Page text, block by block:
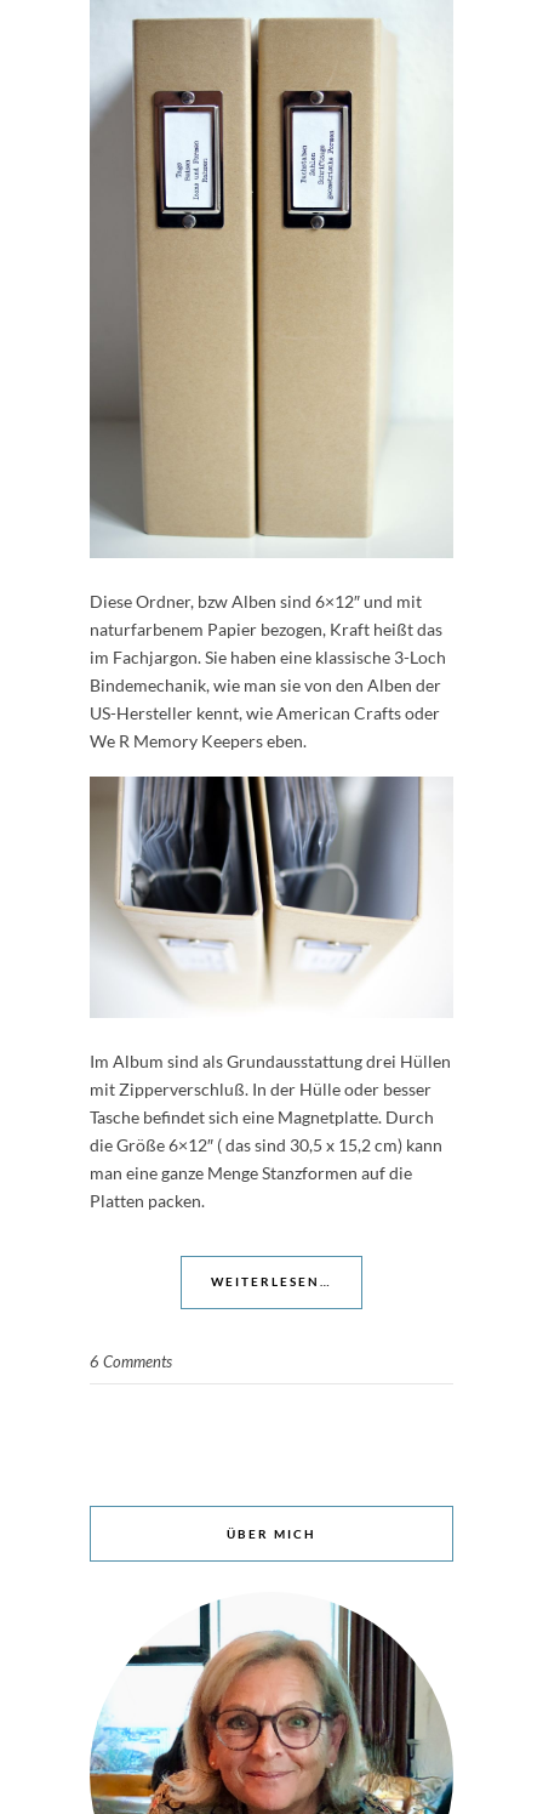
Diese Ordner, bzw Alben sind 6×12″ und mit
naturfarbenem Papier bezogen, Kraft heißt das
im Fachjargon. Sie haben eine klassische 3-Loch
Bindemechanik, wie man sie von den Alben der
US-Hersteller kennt, wie American Crafts oder
We R Memory Keepers eben.
Im Album sind als Grundausstattung drei Hüllen
mit Zipperverschluß. In der Hülle oder besser
Tasche befindet sich eine Magnetplatte. Durch
die Größe 6×12″ ( das sind 30,5 x 15,2 cm) kann
man eine ganze Menge Stanzformen auf die
Platten packen.
WEITERLESEN…
6 Comments
ÜBER MICH